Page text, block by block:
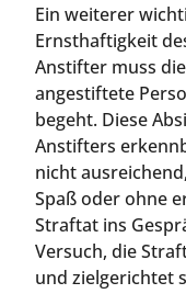
Ein weiterer
Ernsthaftigkeit
Anstifter muss
angestiftete
begeht. Diese
Anstifters
nicht
Spaß oder ohne
Straftat ins
Versuch, die
und zielgerichtet